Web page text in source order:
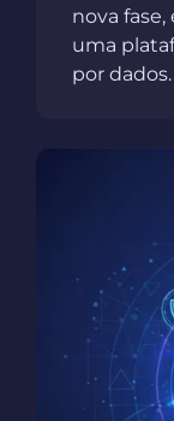
nova
uma
por